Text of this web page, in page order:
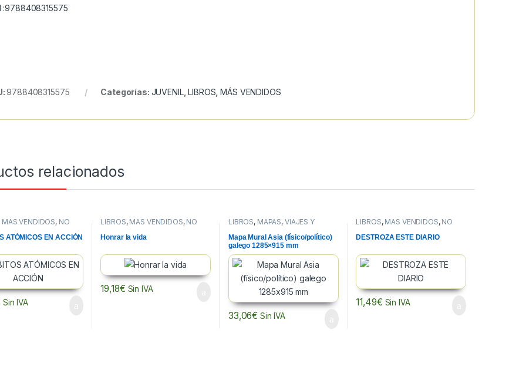
:9788408315575
9788408315575 Categorías: JUVENIL,LIBROS ,MÁS VENDIDOS
relacionados
MÁS VENDIDOS, NO
ATÓMICOS EN ACCIÓN
Sin IVA
LIBROS, MÁS VENDIDOS, NO
Honrar la vida
19,18€ Sin IVA
LIBROS, MAPAS, VIAJES Y
Mapa Mural Asia (físico/político)
galego 1285×915 mm
33,06€ Sin IVA
LIBROS, MÁS VENDIDOS, NO
DESTROZA ESTE DIARIO
11,49€ Sin IVA